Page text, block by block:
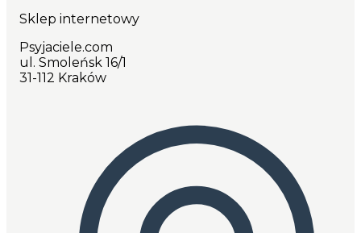
Sklep internetowy
Psyjaciele.com
ul. Smoleńsk 16/1
31-112 Kraków